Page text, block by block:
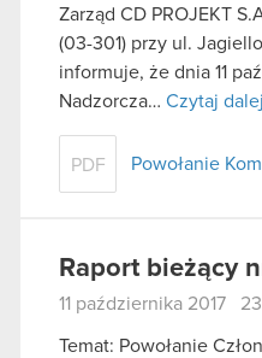
Zarząd CD PROJEKT
(03-301) przy ul.
informuje, że dnia 11
Nadzorcza… Czytaj dalej
PDF Powołanie
Raport bieżący
11 października 2017
Temat: Powołanie